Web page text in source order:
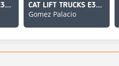
CAT LIFT TRUCKS E3500-AC CAT LIFT TRUCKS E3500-AC
Gomez Palacio